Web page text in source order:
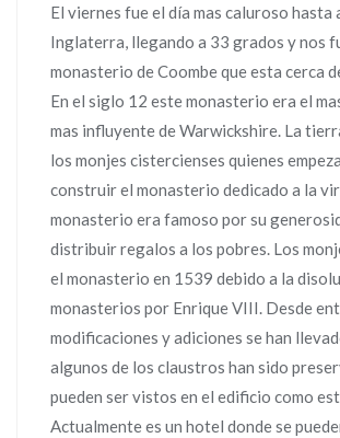
El viernes fue el día mas caluroso hasta
Inglaterra, llegando a 33 grados y nos
monasterio de Coombe que esta cerca
En el siglo 12 este monasterio era el
mas influyente de Warwickshire. La
los monjes cistercienses quienes
construir el monasterio dedicado a la
monasterio era famoso por su
distribuir regalos a los pobres. Los
el monasterio en 1539 debido a la
monasterios por Enrique VIII. Desde
modificaciones y adiciones se han
algunos de los claustros han sido
pueden ser vistos en el edificio como
Actualmente es un hotel donde se